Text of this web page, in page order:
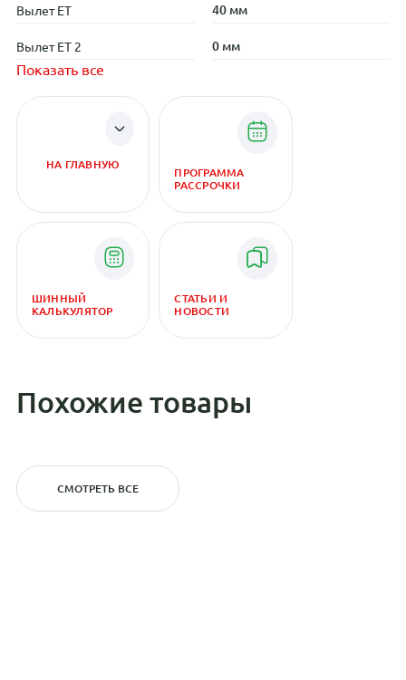
Вылет ET 40 мм
Вылет ET 2 0 мм
Показать все
НА ГЛАВНУЮ
ПРОГРАММА
РАССРОЧКИ
ШИННЫЙ
КАЛЬКУЛЯТОР
СТАТЬИ И
НОВОСТИ
Похожие товары
СМОТРЕТЬ ВСЕ